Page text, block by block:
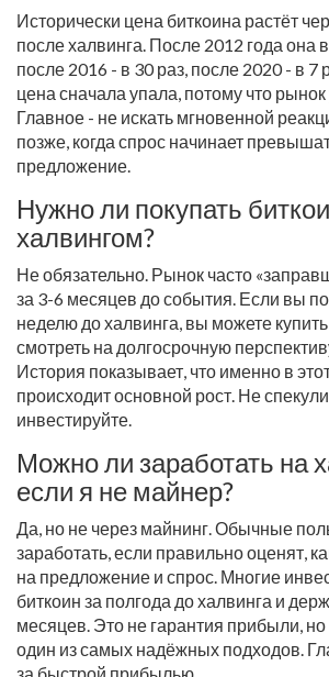
Исторически цена биткоина растёт
после халвинга. После 2012 года она
после 2016 - в 30 раз, после 2020 - в 7
цена сначала упала, потому что рынок
Главное - не искать мгновенной
позже, когда спрос начинает
предложение.
Нужно ли покупать
халвингом?
Не обязательно. Рынок часто
за 3-6 месяцев до события. Если вы
неделю до халвинга, вы можете
смотреть на долгосрочную
История показывает, что именно в
происходит основной рост. Не
инвестируйте.
Можно ли заработать на
если я не майнер?
Да, но не через майнинг. Обычные
заработать, если правильно оценят,
на предложение и спрос. Многие
биткоин за полгода до халвинга и
месяцев. Это не гарантия прибыли, но
один из самых надёжных подходов.